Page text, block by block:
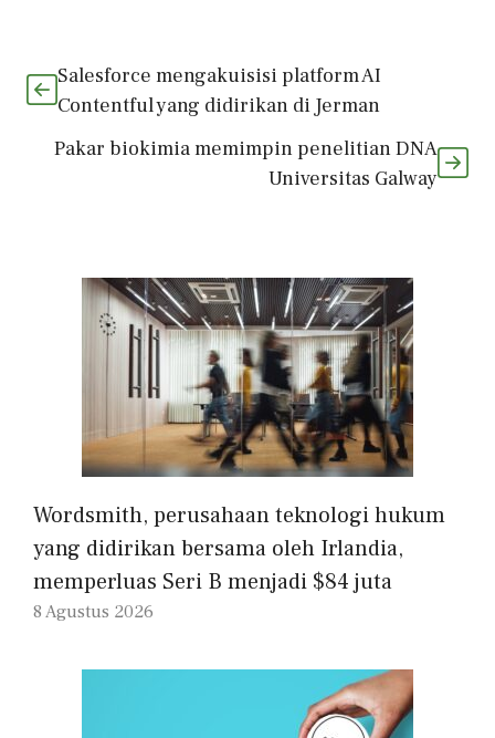
Salesforce mengakuisisi platform AI
Contentful yang didirikan di Jerman
Pakar biokimia memimpin penelitian DNA
Universitas Galway
Wordsmith, perusahaan teknologi hukum
yang didirikan bersama oleh Irlandia,
memperluas Seri B menjadi $84 juta
8 Agustus 2026